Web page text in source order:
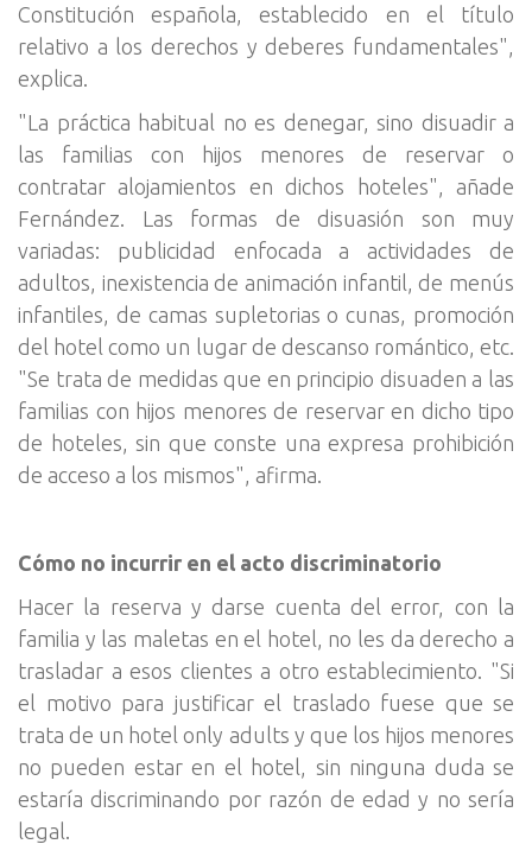
Constitución española, establecido en el título
relativo a los derechos y deberes fundamentales",
explica.
"La práctica habitual no es denegar, sino disuadir a
las familias con hijos menores de reservar o
contratar alojamientos en dichos hoteles", añade
Fernández. Las formas de disuasión son muy
variadas: publicidad enfocada a actividades de
adultos, inexistencia de animación infantil, de menús
infantiles, de camas supletorias o cunas, promoción
del hotel como un lugar de descanso romántico, etc.
"Se trata de medidas que en principio disuaden a las
familias con hijos menores de reservar en dicho tipo
de hoteles, sin que conste una expresa prohibición
de acceso a los mismos", afirma.
Cómo no incurrir en el acto discriminatorio
Hacer la reserva y darse cuenta del error, con la
familia y las maletas en el hotel, no les da derecho a
trasladar a esos clientes a otro establecimiento. "Si
el motivo para justificar el traslado fuese que se
trata de un hotel only adults y que los hijos menores
no pueden estar en el hotel, sin ninguna duda se
estaría discriminando por razón de edad y no sería
legal.